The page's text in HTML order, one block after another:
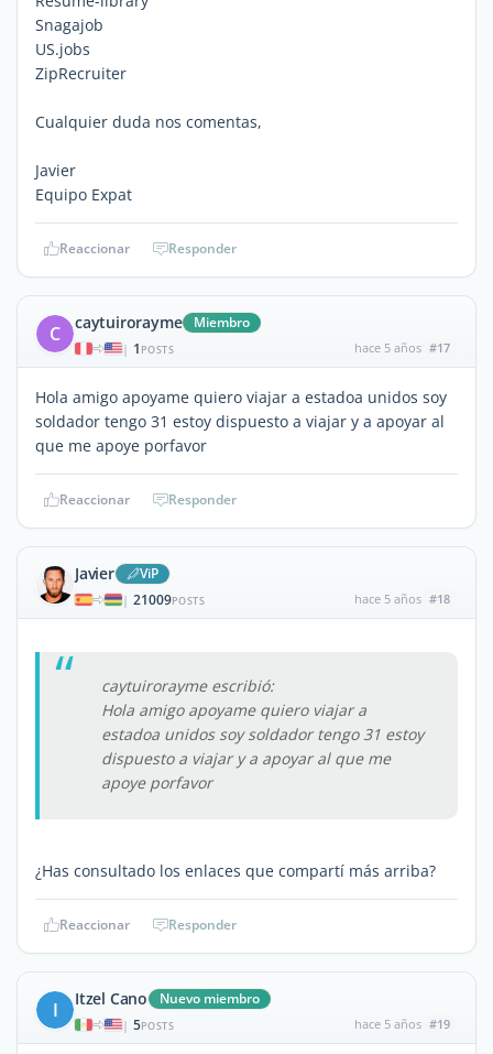
Snagajob
US.jobs
ZipRecruiter
Cualquier duda nos comentas,
Javier
Equipo Expat
Reaccionar Responder
C caytuirorayme Miembro
| 1 POSTS hace 5 años #17
Hola amigo apoyame quiero viajar a estadoa unidos soy
soldador tengo 31 estoy dispuesto a viajar y a apoyar al
que me apoye porfavor
Reaccionar Responder
Javier ViP
| 21009POSTS hace 5 años #18
caytuirorayme escribió:
Hola amigo apoyame quiero viajar a
estadoa unidos soy soldador tengo 31 estoy
dispuesto a viajar y a apoyar al que me
apoye porfavor
¿Has consultado los enlaces que compartí más arriba?
Reaccionar Responder
I Itzel Cano Nuevo miembro
| 5POSTS hace 5 años #19